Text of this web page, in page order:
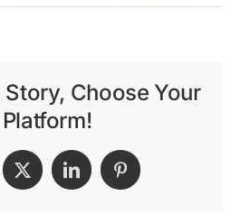
Demo
Story, Choose Your
Platform!
X LinkedInPinterest